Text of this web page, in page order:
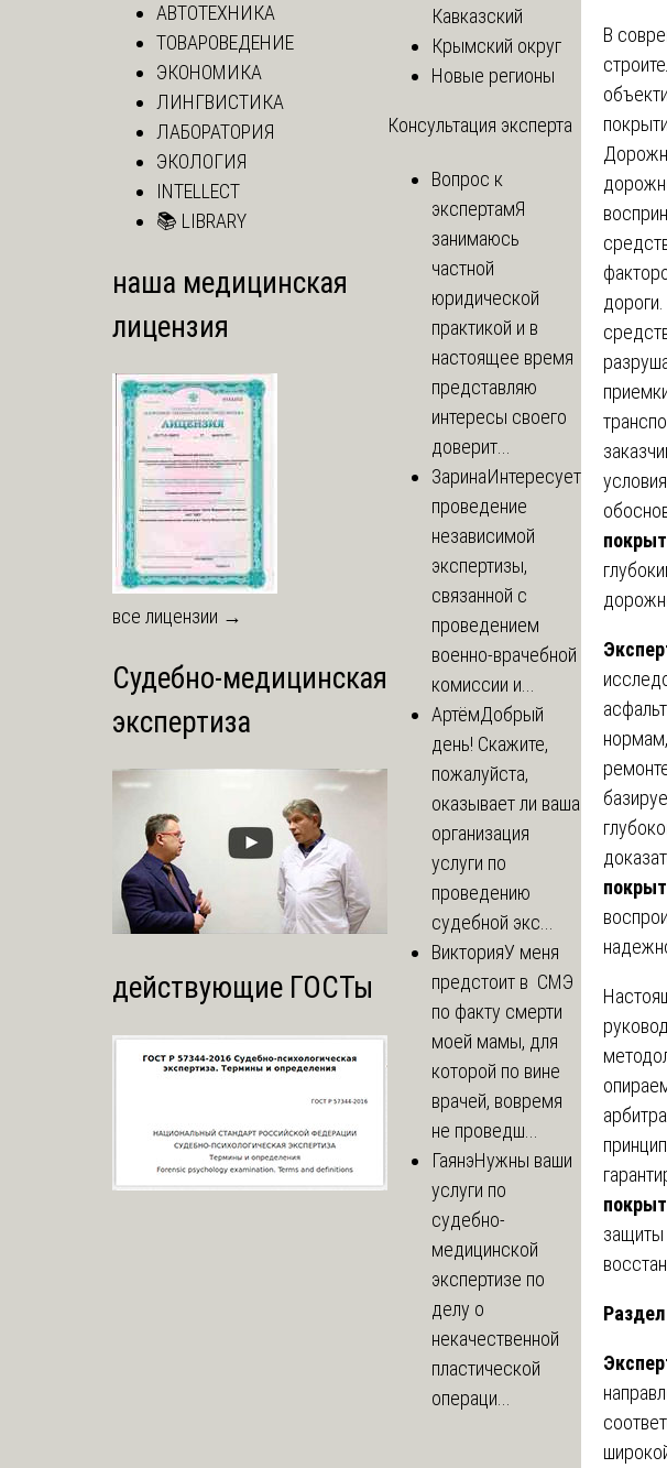
В
защиты
АВТОТЕХНИКА
ТОВАРОВЕДЕНИЕ
ЭКОНОМИКА
ЛИНГВИСТИКА
ЛАБОРАТОРИЯ
ЭКОЛОГИЯ
INTELLECT
📚 LIBRARY
наша медицинская
лицензия
все лицензии →
Судебно-медицинская
экспертиза
действующие ГОСТы
Кавказский
Крымский округ
Новые регионы
Консультация эксперта
Вопрос к
экспертамЯ
занимаюсь
частной
юридической
практикой и в
настоящее время
представляю
интересы своего
доверит...
ЗаринаИнтересует
проведение
независимой
экспертизы,
связанной с
проведением
военно-врачебной
комиссии и...
АртёмДобрый
день! Скажите,
пожалуйста,
оказывает ли ваша
организация
услуги по
проведению
судебной экс...
ВикторияУ меня
предстоит в СМЭ
по факту смерти
моей мамы, для
которой по вине
врачей, вовремя
не проведш...
ГаянэНужны ваши
услуги по
судебно-
медицинской
экспертизе по
делу о
некачественной
пластической
операци...